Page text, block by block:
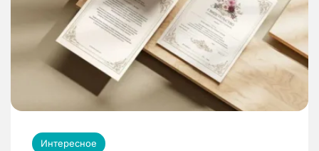
Интересное